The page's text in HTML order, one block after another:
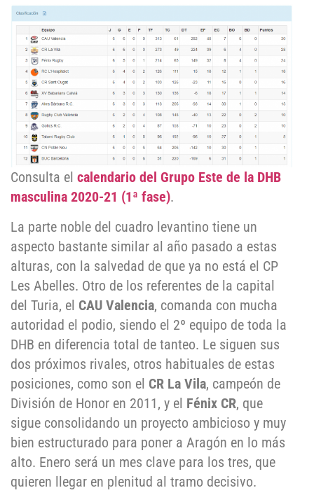
Consulta el calendario del Grupo Este de la DHB
masculina 2020-21 (1ª fase).
La parte noble del cuadro levantino tiene un
aspecto bastante similar al año pasado a estas
alturas, con la salvedad de que ya no está el CP
Les Abelles. Otro de los referentes de la capital
del Turia, el CAU Valencia, comanda con mucha
autoridad el podio, siendo el 2º equipo de toda la
DHB en diferencia total de tanteo. Le siguen sus
dos próximos rivales, otros habituales de estas
posiciones, como son el CR La Vila, campeón de
División de Honor en 2011, y el Fénix CR, que
sigue consolidando un proyecto ambicioso y muy
bien estructurado para poner a Aragón en lo más
alto. Enero será un mes clave para los tres, que
quieren llegar en plenitud al tramo decisivo.